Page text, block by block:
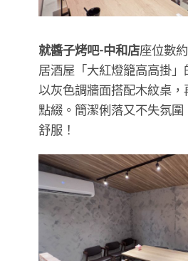
就醬子烤吧-中和店座位數
居酒屋「大紅燈籠高高掛
以灰色調牆面搭配木紋桌
點綴。簡潔俐落又不失氛
舒服！